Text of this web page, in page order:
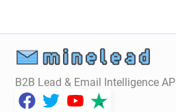
B2B Lead & Email Intelligence API